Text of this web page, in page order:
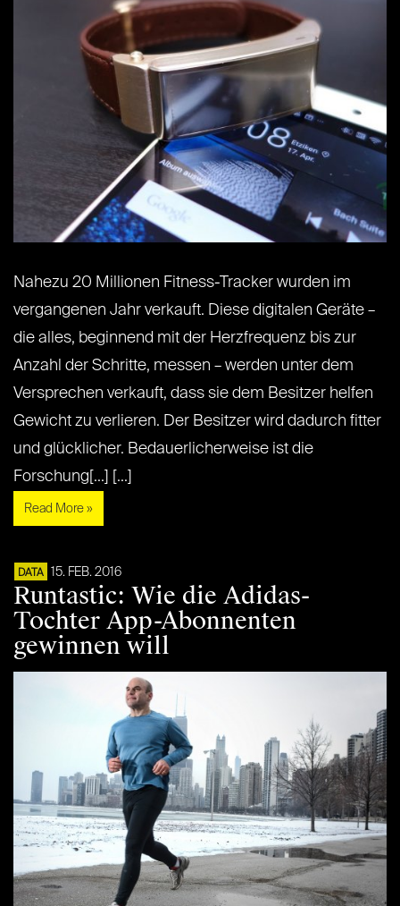
Nahezu 20 Millionen Fitness-Tracker wurden im
vergangenen Jahr verkauft. Diese digitalen Geräte –
die alles, beginnend mit der Herzfrequenz bis zur
Anzahl der Schritte, messen – werden unter dem
Versprechen verkauft, dass sie dem Besitzer helfen
Gewicht zu verlieren. Der Besitzer wird dadurch fitter
und glücklicher. Bedauerlicherweise ist die
Forschung[...] [...]
Read More »
DATA 15. FEB. 2016
Runtastic: Wie die Adidas-
Tochter App-Abonnenten
gewinnen will